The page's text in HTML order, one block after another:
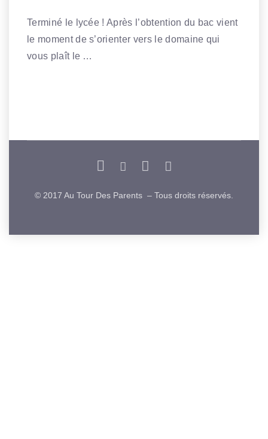
Terminé le lycée ! Après l’obtention du bac vient
le moment de s’orienter vers le domaine qui
vous plaît le …
© 2017 Au Tour Des Parents – Tous droits réservés.